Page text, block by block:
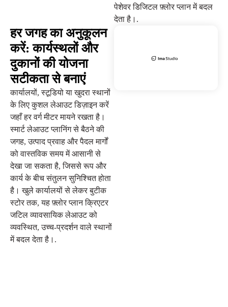
पेशेवर डिजिटल फ़्लोर प्लान में बदल
देता है।.
हर जगह का अनुकूलन
करें: कार्यस्थलों और
दुकानों की योजना
सटीकता से बनाएं
कार्यालयों, स्टूडियो या खुदरा स्थानों
के लिए कुशल लेआउट डिज़ाइन करें
जहाँ हर वर्ग मीटर मायने रखता है।
स्मार्ट लेआउट प्लानिंग से बैठने की
जगह, उत्पाद प्रवाह और पैदल मार्गों
को वास्तविक समय में आसानी से
देखा जा सकता है, जिससे रूप और
कार्य के बीच संतुलन सुनिश्चित होता
है। खुले कार्यालयों से लेकर बुटीक
स्टोर तक, यह फ़्लोर प्लान क्रिएटर
जटिल व्यावसायिक लेआउट को
व्यवस्थित, उच्च-प्रदर्शन वाले स्थानों
में बदल देता है।.